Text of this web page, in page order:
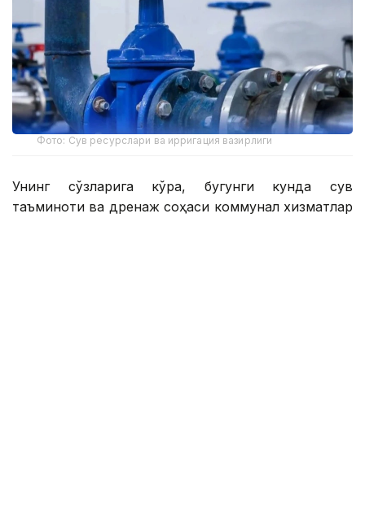
Фото: Сув ресурслари ва ирригация вазирлиги
Унинг сўзларига кўра, бугунги кунда сув
таъминоти ва дренаж соҳаси коммунал хизматлар